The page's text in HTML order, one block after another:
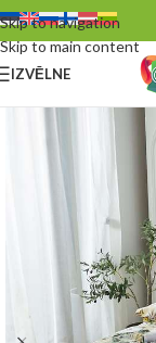
Skip to navigation
Skip to main content
IZVĒLNE